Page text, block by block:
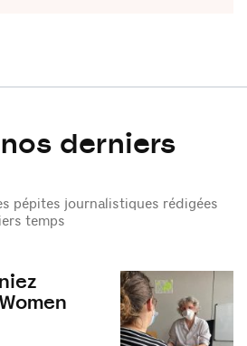
derniers
pépites journalistiques rédigées
temps